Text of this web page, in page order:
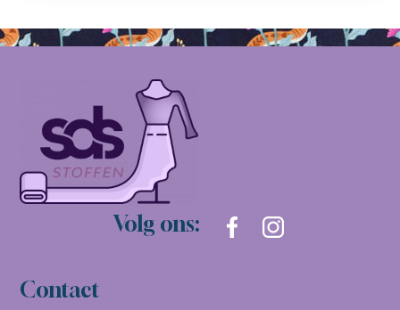
Volg ons:
Contact